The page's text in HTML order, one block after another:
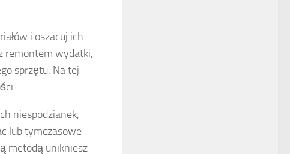
i oszacuj ich
remontem wydatki,
sprzętu. Na tej
niespodzianek,
lub tymczasowe
metodą unikniesz